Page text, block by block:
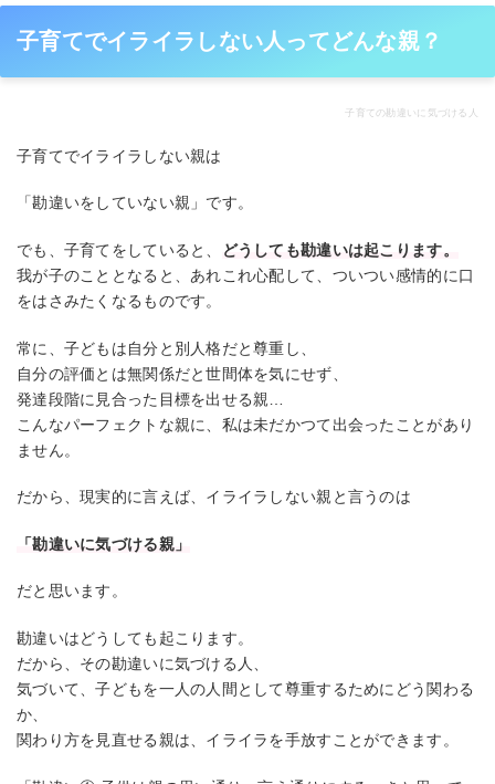
子育てでイライラしない人ってどんな親？
子育ての勘違いに気づける人
子育てでイライラしない親は
「勘違いをしていない親」です。
でも、子育てをしていると、
どうしても勘違いは起こります。
我が子のこととなると、あれこれ心配して、ついつい感情的に口
をはさみたくなるものです。
常に、子どもは自分と別人格だと尊重し、
自分の評価とは無関係だと世間体を気にせず、
発達段階に見合った目標を出せる親…
こんなパーフェクトな親に、私は未だかつて出会ったことがあり
ません。
だから、現実的に言えば、イライラしない親と言うのは
「勘違いに気づける親」
だと思います。
勘違いはどうしても起こります。
だから、その勘違いに気づける人、
気づいて、子どもを一人の人間として尊重するためにどう関わる
か、
関わり方を見直せる親は、イライラを手放すことができます。